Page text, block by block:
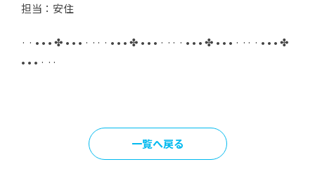
担当：安住
· · • • • ✤ • • • · ·· · • • • ✤ • • • · ·· · • • • ✤ • • • · ·· · • • • ✤
• • • · ··
一覧へ戻る